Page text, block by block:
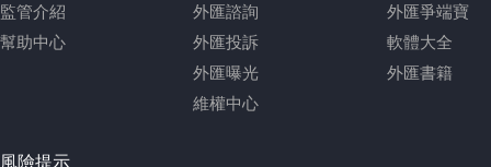
監管介紹
幫助中心
外匯諮詢
外匯投訴
外匯曝光
維權中心
外匯爭端寶
軟體大全
外匯書籍
風險提示